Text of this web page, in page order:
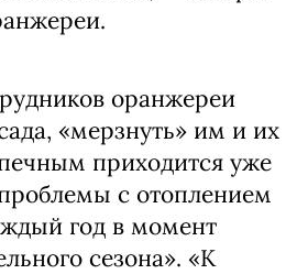
оранжереи
«мерзнуть» им и их
приходится уже
с отоплением
год в момент
сезона». «К